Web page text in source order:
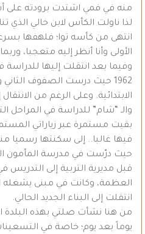
منه في فمي اشتدت برودته على
لذا ناولت الكأس لابن خالي الذي
انتهى من كأسه توا؛ فلهفها
الأولى وأنا أنظر إليه متعجبا،
1962 حيث درست الصفوف
الابتدائية. وعلى الرغم من
والـ “شام” للدراسة في المراحل
بقيت مستمرة عبر زياراتي
حيث درّست في مدرسة المأمون
قبل مديرية التربية إلى
العظمة، وكانت في مبنى يشغله
انتقلت إلى البناء الجديد الحالي.
من هنا نشأت صلتي بهذه البلدة
يوماً بعد يوم؛ خاصة في